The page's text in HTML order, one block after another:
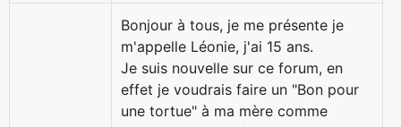
Bonjour à tous, je me présente je
m'appelle Léonie, j'ai 15 ans.
Je suis nouvelle sur ce forum, en
effet je voudrais faire un "Bon pour
une tortue" à ma mère comme